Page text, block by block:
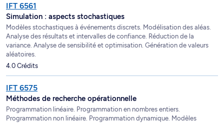
IFT 6561
Simulation : aspects stochastiques
Modèles stochastiques à événements discrets. Modélisation des aléas.
Analyse des résultats et intervalles de confiance. Réduction de la
variance. Analyse de sensibilité et optimisation. Génération de valeurs
aléatoires.
4.0 Crédits
IFT 6575
Méthodes de recherche opérationnelle
Programmation linéaire. Programmation en nombres entiers.
Programmation non linéaire. Programmation dynamique. Modèles